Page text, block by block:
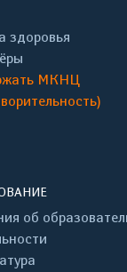
здоровья
МКНЦ
об